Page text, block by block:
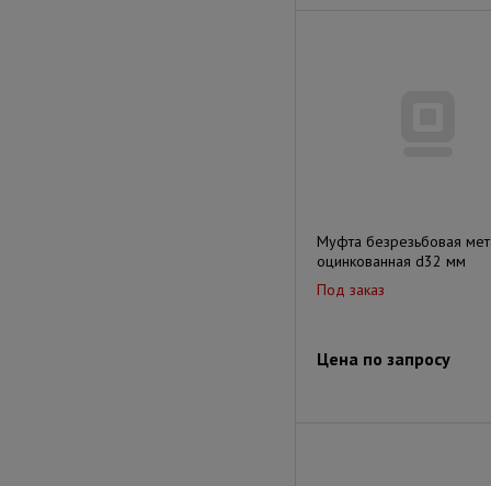
Муфта безрезьбовая
оцинкованная d32 мм
Под заказ
Цена по запросу